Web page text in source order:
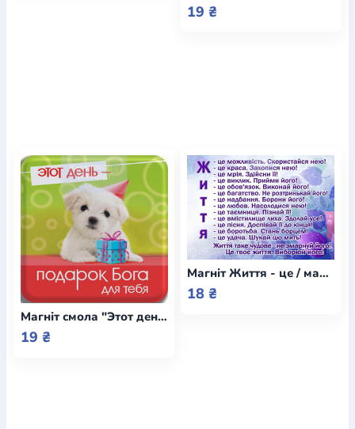
19 ₴
Магніт смола "Этот день - подарок Бога для тебя" (Світло Пікчерз)
19 ₴
Магніт Життя - це / малий / Коберник
18 ₴